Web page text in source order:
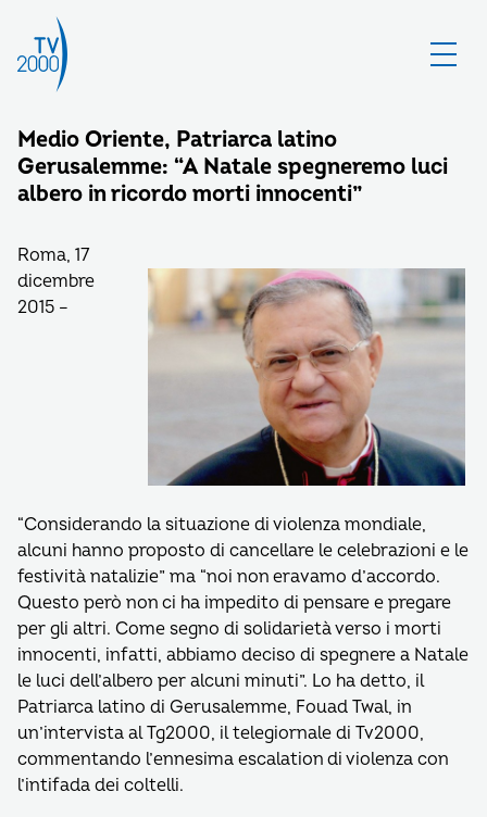
Medio Oriente, Patriarca latino
Gerusalemme: “A Natale spegneremo luci
albero in ricordo morti innocenti”
Roma, 17
dicembre
2015 –
“Considerando la situazione di violenza mondiale,
alcuni hanno proposto di cancellare le celebrazioni e le
festività natalizie” ma “noi non eravamo d’accordo.
Questo però non ci ha impedito di pensare e pregare
per gli altri. Come segno di solidarietà verso i morti
innocenti, infatti, abbiamo deciso di spegnere a Natale
le luci dell’albero per alcuni minuti”. Lo ha detto, il
Patriarca latino di Gerusalemme, Fouad Twal, in
un’intervista al Tg2000, il telegiornale di Tv2000,
commentando l’ennesima escalation di violenza con
l’intifada dei coltelli.